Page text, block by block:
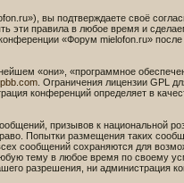
вы подтверждаете своё
эти правила в любое время и
«Форум mielofon.ru»
«они», «программное
. Ограничения лицензии GPL
конференций определяет в
призывов к национальной
Попытки размещения таких
сообщений сохраняются для
тему в любое время по своему
разрешения, ни администрация